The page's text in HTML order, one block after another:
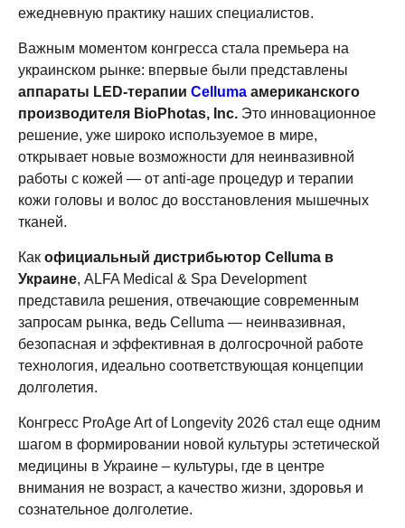
ежедневную практику наших специалистов.
Важным моментом конгресса стала премьера на
украинском рынке: впервые были представлены
аппараты LED-терапии Celluma американского
производителя BioPhotas, Inc. Это инновационное
решение, уже широко используемое в мире,
открывает новые возможности для неинвазивной
работы с кожей — от anti-age процедур и терапии
кожи головы и волос до восстановления мышечных
тканей.
Как официальный дистрибьютор Celluma в
Украине, ALFA Medical & Spa Development
представила решения, отвечающие современным
запросам рынка, ведь Celluma — неинвазивная,
безопасная и эффективная в долгосрочной работе
технология, идеально соответствующая концепции
долголетия.
Конгресс ProAge Art of Longevity 2026 стал еще одним
шагом в формировании новой культуры эстетической
медицины в Украине – культуры, где в центре
внимания не возраст, а качество жизни, здоровья и
сознательное долголетие.